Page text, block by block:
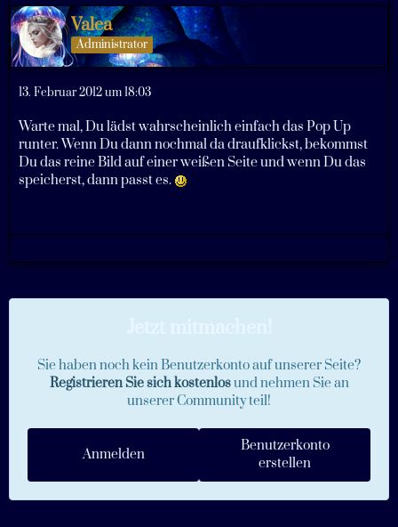
Valea
Administrator
13. Februar 2012 um 18:03
Warte mal, Du lädst wahrscheinlich einfach das Pop Up
runter. Wenn Du dann nochmal da draufklickst, bekommst
Du das reine Bild auf einer weißen Seite und wenn Du das
speicherst, dann passt es.
Sie haben noch kein Benutzerkonto auf unserer Seite?
Registrieren Sie sich kostenlosund nehmen Sie an
unserer Community teil!
Benutzerkonto
erstellen
Anmelden